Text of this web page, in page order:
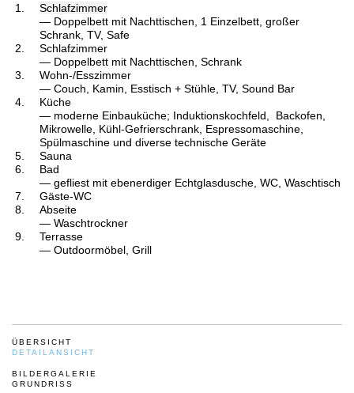
Schlafzimmer
— Doppelbett mit Nachttischen, 1 Einzelbett, großer
Schrank, TV, Safe
Schlafzimmer
— Doppelbett mit Nachttischen, Schrank
Wohn-/Esszimmer
— Couch, Kamin, Esstisch + Stühle, TV, Sound Bar
Küche
— moderne Einbauküche; Induktionskochfeld, Backofen,
Mikrowelle, Kühl-Gefrierschrank, Espressomaschine,
Spülmaschine und diverse technische Geräte
Sauna
Bad
— gefliest mit ebenerdiger Echtglasdusche, WC, Waschtisch
Gäste-WC
Abseite
— Waschtrockner
Terrasse
— Outdoormöbel , Grill
ÜBERSICHT
DETAILANSICHT
BILDERGALERIE
GRUNDRISS